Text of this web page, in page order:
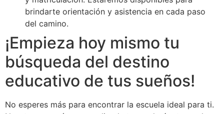
brindarte orientación y asistencia en cada paso
del camino.
¡Empieza hoy mismo tu
búsqueda del destino
educativo de tus sueños!
No esperes más para encontrar la escuela ideal para ti.